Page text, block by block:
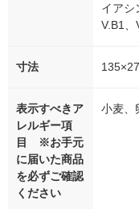
イアシ
V.B1、
寸法
表示すべきア
レルギー項
目 ※お手元
に届いた商品
を必ずご確認
ください
小麦、